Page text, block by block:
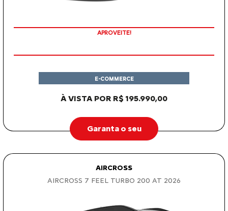
APROVEITE!
À VISTA POR R$ 195.990,00
E-COMMERCE
Garanta o seu
AIRCROSS
AIRCROSS 7 FEEL TURBO 200 AT 2026